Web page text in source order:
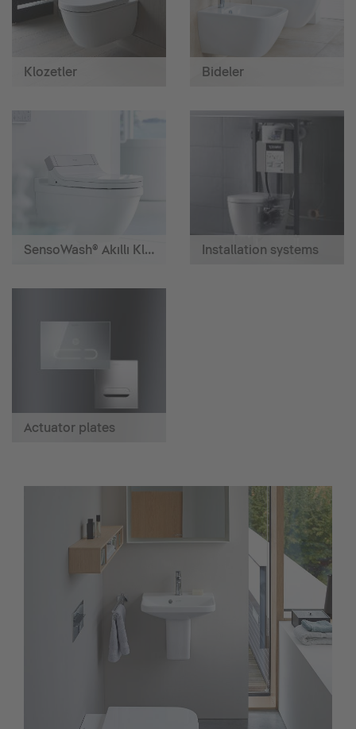
Klozetler Bideler
SensoWash® Akıllı Klozetler Installation systems
Actuator plates